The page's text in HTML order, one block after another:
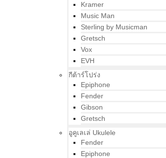
Kramer
Music Man
Sterling by Musicman
Gretsch
Vox
EVH
กีต้าร์โปร่ง
Epiphone
Fender
Gibson
Gretsch
อูคูเลเล่ Ukulele
Fender
Epiphone